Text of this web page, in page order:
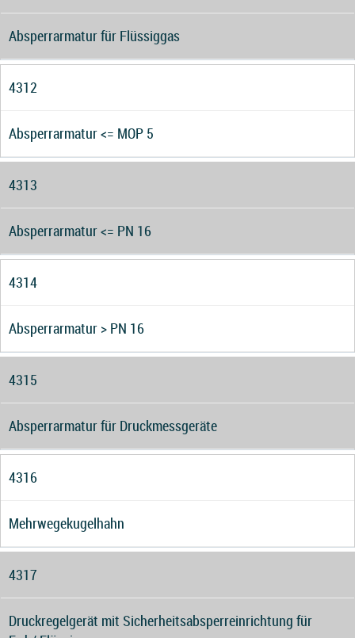
Absperrarmatur für Flüssiggas
4312
Absperrarmatur <= MOP 5
4313
Absperrarmatur <= PN 16
4314
Absperrarmatur > PN 16
4315
Absperrarmatur für Druckmessgeräte
4316
Mehrwegekugelhahn
4317
Druckregelgerät mit Sicherheitsabsperreinrichtung für